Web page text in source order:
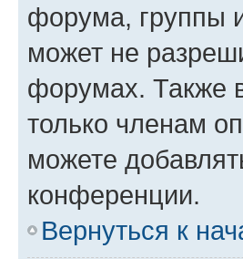
форума, группы
может не
форумах. Также
только членам
можете
конференции.
Вернуться к